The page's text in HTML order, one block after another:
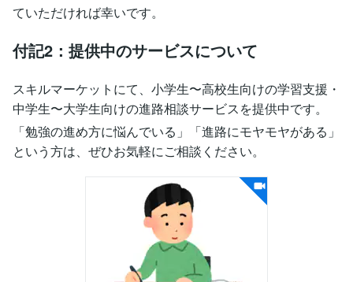
ていただければ幸いです。
付記2：提供中のサービスについて
スキルマーケットにて、小学生〜高校生向けの学習支援・
中学生〜大学生向けの進路相談サービスを提供中です。
「勉強の進め方に悩んでいる」「進路にモヤモヤがある」
という方は、ぜひお気軽にご相談ください。